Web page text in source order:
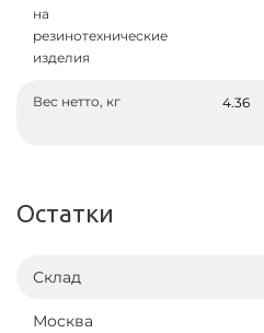
на
резинотехнические
изделия
Вес нетто, кг 4.36
Остатки
Склад
Москва